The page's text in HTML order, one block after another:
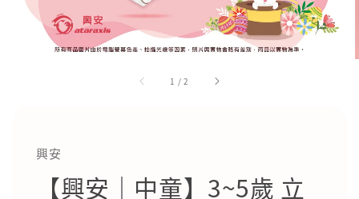
1 /2
興安
【興安｜中童】3~5歲 立